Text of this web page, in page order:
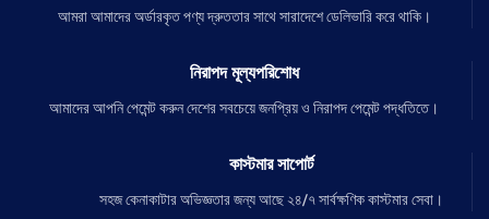
আমরা আমাদের অর্ডারকৃত পণ্য দ্রুততার সাথে সারাদেশে ডেলিভারি করে থাকি।
নিরাপদ মূল্যপরিশোধ
আমাদের আপনি পেমেন্ট করুন দেশের সবচেয়ে জনপ্রিয় ও নিরাপদ পেমেন্ট পদ্ধতিতে।
কাস্টমার সাপোর্ট
সহজ কেনাকাটার অভিজ্ঞতার জন্য আছে ২৪/৭ সার্বক্ষণিক কাস্টমার সেবা।